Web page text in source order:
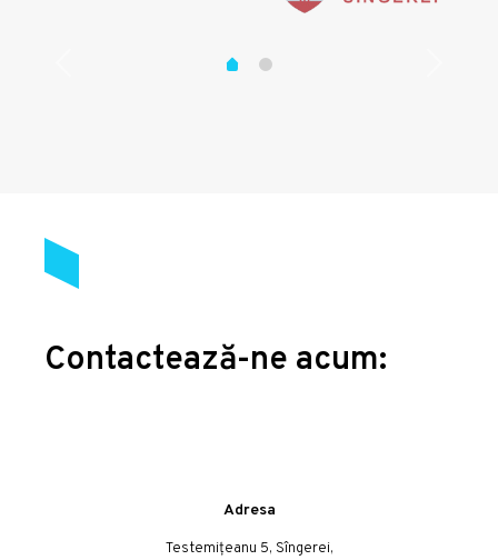
Contactează-ne acum:
Adresa
Testemițeanu 5, Sîngerei,